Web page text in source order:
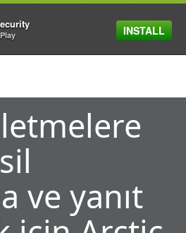
MENU
ve yanıt
INSTALL